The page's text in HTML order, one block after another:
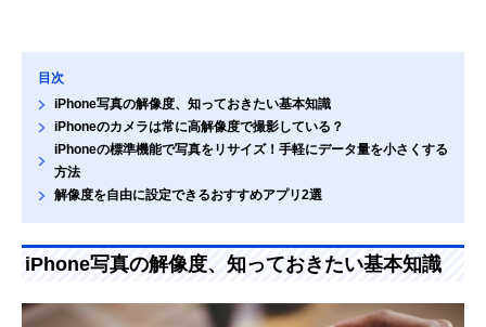
目次
iPhone写真の解像度、知っておきたい基本知識
iPhoneのカメラは常に高解像度で撮影している？
iPhoneの標準機能で写真をリサイズ！手軽にデータ量を小さくする
方法
解像度を自由に設定できるおすすめアプリ2選
iPhone写真の解像度、知っておきたい基本知識